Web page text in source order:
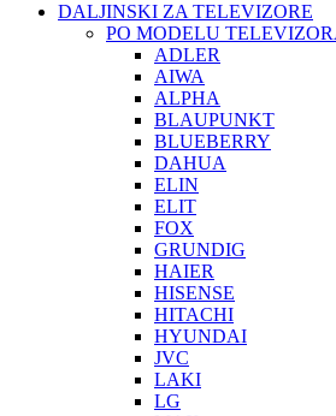
DALJINSKI ZA TELEVIZORE
PO MODELU
ADLER
AIWA
ALPHA
BLAUPUNKT
BLUEBERRY
DAHUA
ELIN
ELIT
FOX
GRUNDIG
HAIER
HISENSE
HITACHI
HYUNDAI
JVC
LAKI
LG